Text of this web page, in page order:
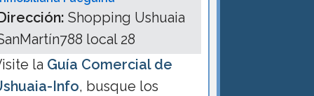
Shopping Ushuaia
local 28
la Guía Comercial de
Info, busque los